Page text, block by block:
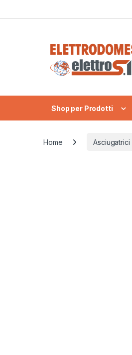
Shop per Prodotti
Home Asciugatrici